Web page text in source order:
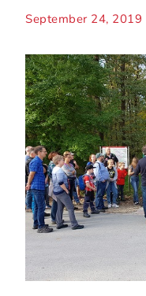
September 24, 2019